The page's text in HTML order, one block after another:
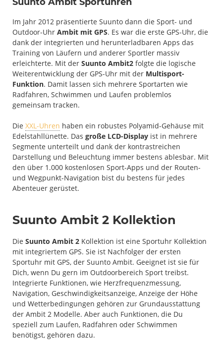
Im Jahr 2012 präsentierte Suunto dann die Sport- und
Outdoor-Uhr Ambit mit GPS. Es war die erste GPS-Uhr, die
dank der integrierten und herunterladbaren Apps das
Training von Läufern und anderer Sportler massiv
erleichterte. Mit der Suunto Ambit2 folgte die logische
Weiterentwicklung der GPS-Uhr mit der Multisport-
Funktion. Damit lassen sich mehrere Sportarten wie
Radfahren, Schwimmen und Laufen problemlos
gemeinsam tracken.
Die XXL-Uhren haben ein robustes Polyamid-Gehäuse mit
Edelstahllünette. Das große LCD-Display ist in mehrere
Segmente unterteilt und dank der kontrastreichen
Darstellung und Beleuchtung immer bestens ablesbar. Mit
den über 1.000 kostenlosen Sport-Apps und der Routen-
und Wegpunkt-Navigation bist du bestens für jedes
Abenteuer gerüstet.
Suunto Ambit 2 Kollektion
Die Suunto Ambit 2 Kollektion ist eine Sportuhr Kollektion
mit integriertem GPS. Sie ist Nachfolger der ersten
Sportuhr mit GPS, der Suunto Ambit. Geeignet ist sie für
Dich, wenn Du gern im Outdoorbereich Sport treibst.
Integrierte Funktionen, wie Herzfrequenzmessung,
Navigation, Geschwindigkeitsanzeige, Anzeige der Höhe
und Wetterbedingungen gehören zur Grundausstattung
der Ambit 2 Modelle. Aber auch Funktionen, die Du
speziell zum Laufen, Radfahren oder Schwimmen
benötigst, gehören dazu.